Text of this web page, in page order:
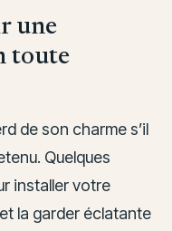
une
toute
de son charme s’il
Quelques
installer votre
la garder éclatante